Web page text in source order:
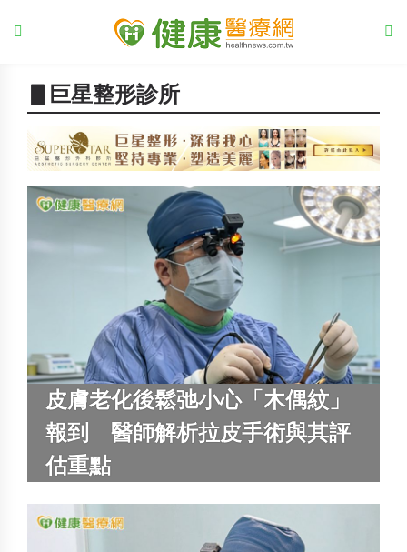
▋巨星整形診所
皮膚老化後鬆弛小心「木偶紋」
報到 醫師解析拉皮手術與其評
估重點